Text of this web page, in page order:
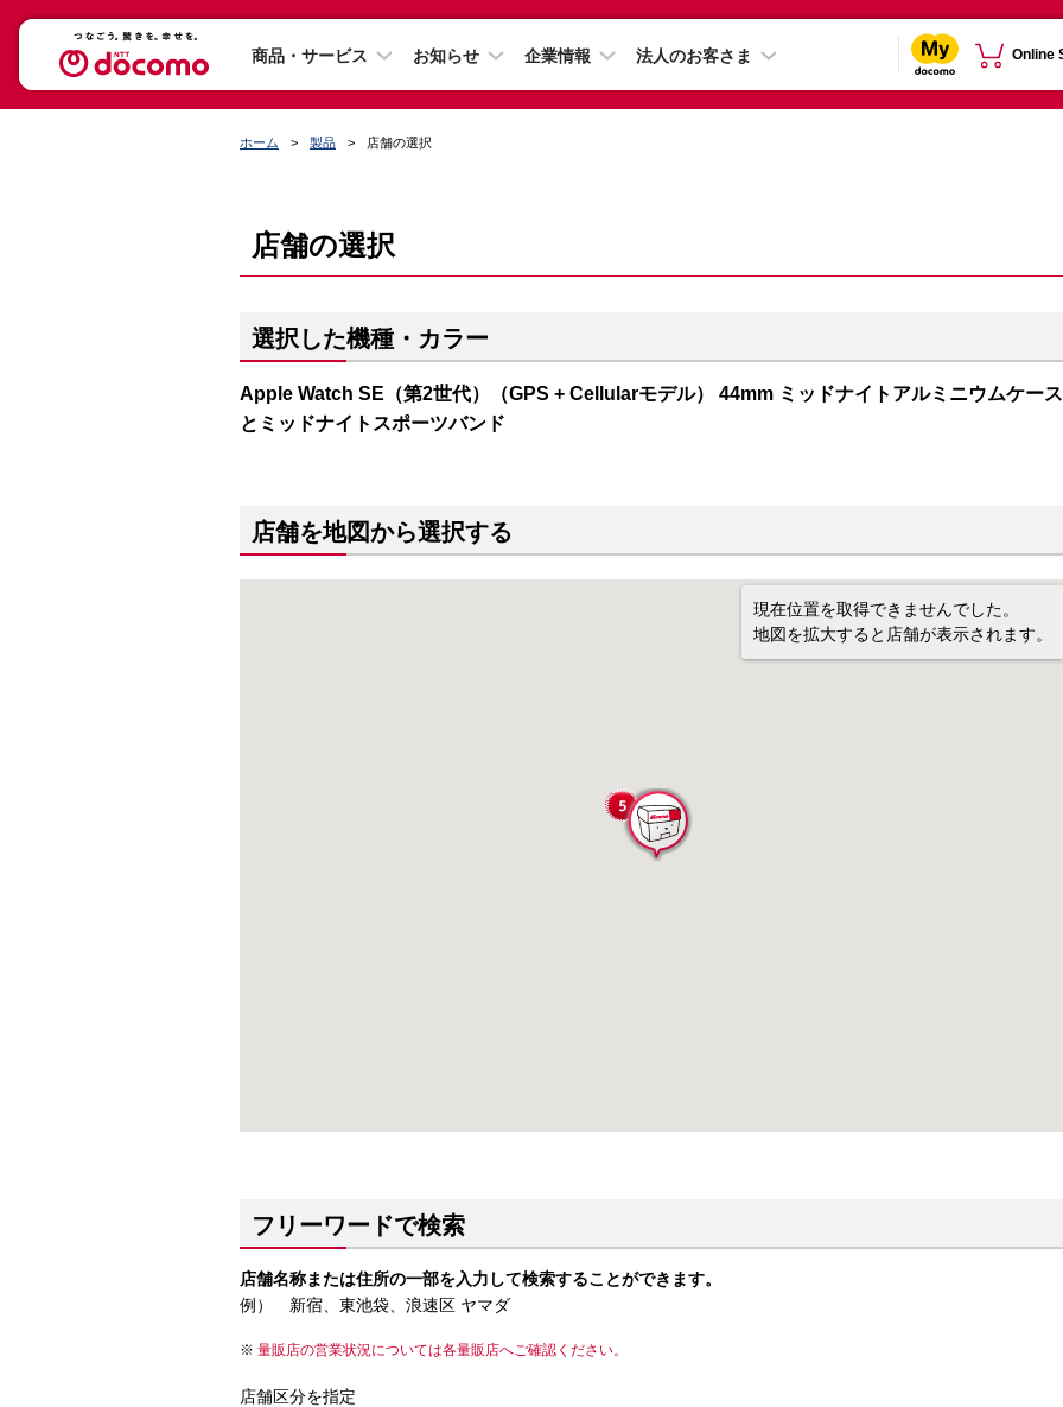
商品・サービス お知らせ 企業情報 法人のお客さま Online
ホーム 製品 店舗の選択
店舗の選択
選択した機種・カラー
Apple Watch SE（第2世代）（GPS + Cellularモデル） 44mm ミッドナイトアルミニウムケース
とミッドナイトスポーツバンド
店舗を地図から選択する
現在位置を取得できませんでした。
地図を拡大すると店舗が表示されます。
フリーワードで検索
店舗名称または住所の一部を入力して検索することができます。
例） 新宿、東池袋、浪速区 ヤマダ
量販店の営業状況については各量販店へご確認ください。
店舗区分を指定